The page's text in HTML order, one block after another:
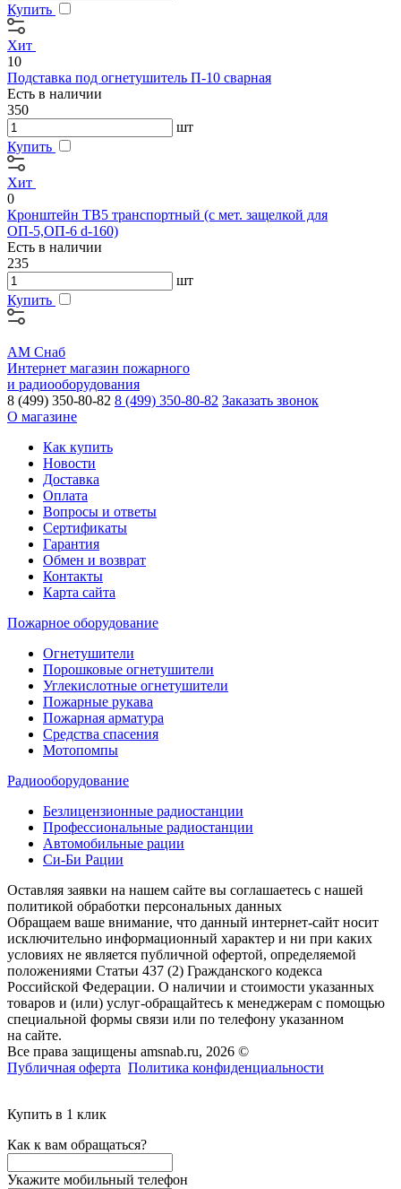
Купить
Хит
10
Подставка под огнетушитель П-10 сварная
Есть в наличии
350
шт
Купить
Хит
0
Кронштейн ТВ5 транспортный (с мет. защелкой для
ОП-5,ОП-6 d-160)
Есть в наличии
235
шт
Купить
АМ Снаб
Интернет магазин пожарного
и радиооборудования
8 (499) 350-80-82 8 (499) 350-80-82 Заказать звонок
О магазине
Как купить
Новости
Доставка
Оплата
Вопросы и ответы
Сертификаты
Гарантия
Обмен и возврат
Контакты
Карта сайта
Пожарное оборудование
Огнетушители
Порошковые огнетушители
Углекислотные огнетушители
Пожарные рукава
Пожарная арматура
Средства спасения
Мотопомпы
Радиооборудование
Безлицензионные радиостанции
Профессиональные радиостанции
Автомобильные рации
Си-Би Рации
Оставляя заявки на нашем сайте вы соглашаетесь с нашей
политикой обработки персональных данных
Обращаем ваше внимание, что данный интернет-сайт носит
исключительно информационный характер и ни при каких
условиях не является публичной офертой, определяемой
положениями Статьи 437 (2) Гражданского кодекса
Российской Федерации. О наличии и стоимости указанных
товаров и (или) услуг-обращайтесь к менеджерам с помощью
специальной формы связи или по телефону указанном
на сайте.
Все права защищены amsnab.ru, 2026 ©
Публичная оферта Политика конфиденциальности
Купить в 1 клик
Как к вам обращаться?
Укажите мобильный телефон